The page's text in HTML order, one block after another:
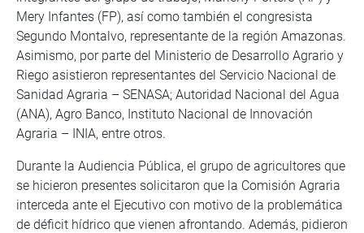
Mery Infantes (FP), así como también el congresista
Segundo Montalvo, representante de la región Amazonas.
Asimismo, por parte del Ministerio de Desarrollo Agrario y
Riego asistieron representantes del Servicio Nacional de
Sanidad Agraria – SENASA; Autoridad Nacional del Agua
(ANA), Agro Banco, Instituto Nacional de Innovación
Agraria – INIA, entre otros.
Durante la Audiencia Pública, el grupo de agricultores que
se hicieron presentes solicitaron que la Comisión Agraria
interceda ante el Ejecutivo con motivo de la problemática
de déficit hídrico que vienen afrontando. Además, pidieron